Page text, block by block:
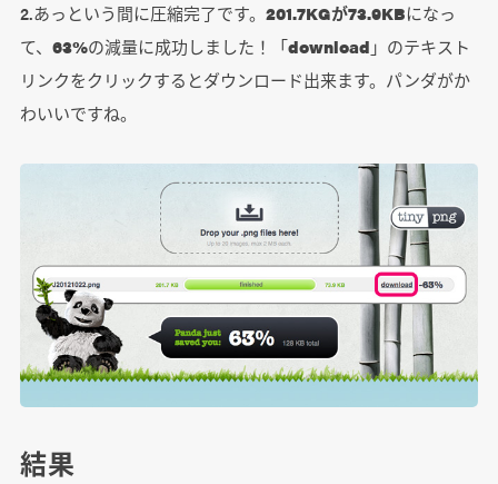
2.あっという間に圧縮完了です。 201.7KGが73.9KBになっ
て、 63%の減量に成功しました！「download 」のテキスト
リンクをクリックするとダウンロード出来ます。パンダがか
わいいですね。
結果